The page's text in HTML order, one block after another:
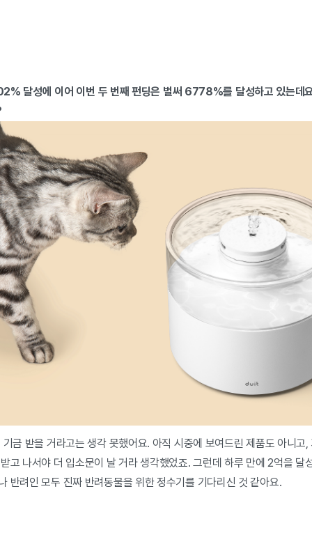
달성에 이어 이번 두 번째 펀딩은 벌써 6778%를 달성하고 있는데
금 받을 거라고는 생각 못했어요. 아직 시중에 보여드린 제품도 아니고
고 나서야 더 입소문이 날 거라 생각했었죠. 그런데 하루 만에 2억을 달
반려인 모두 진짜 반려동물을 위한 정수기를 기다리신 것 같아요.